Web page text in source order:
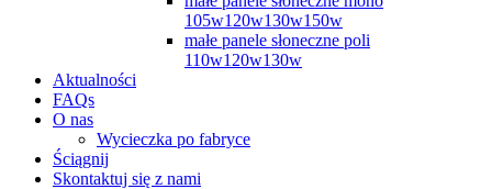
105w120w130w150w
małe panele słoneczne poli
110w120w130w
Aktualności
FAQs
O nas
Wycieczka po fabryce
Ściągnij
Skontaktuj się z nami